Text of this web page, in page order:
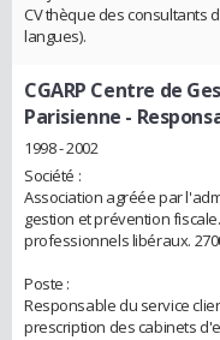
CV thèque des consultants
langues).
CGARP Centre de
Parisienne -
1998 - 2002
Société :
Association agréée par
gestion et prévention
professionnels libéraux.
Poste :
Responsable du service
prescription des cabinets